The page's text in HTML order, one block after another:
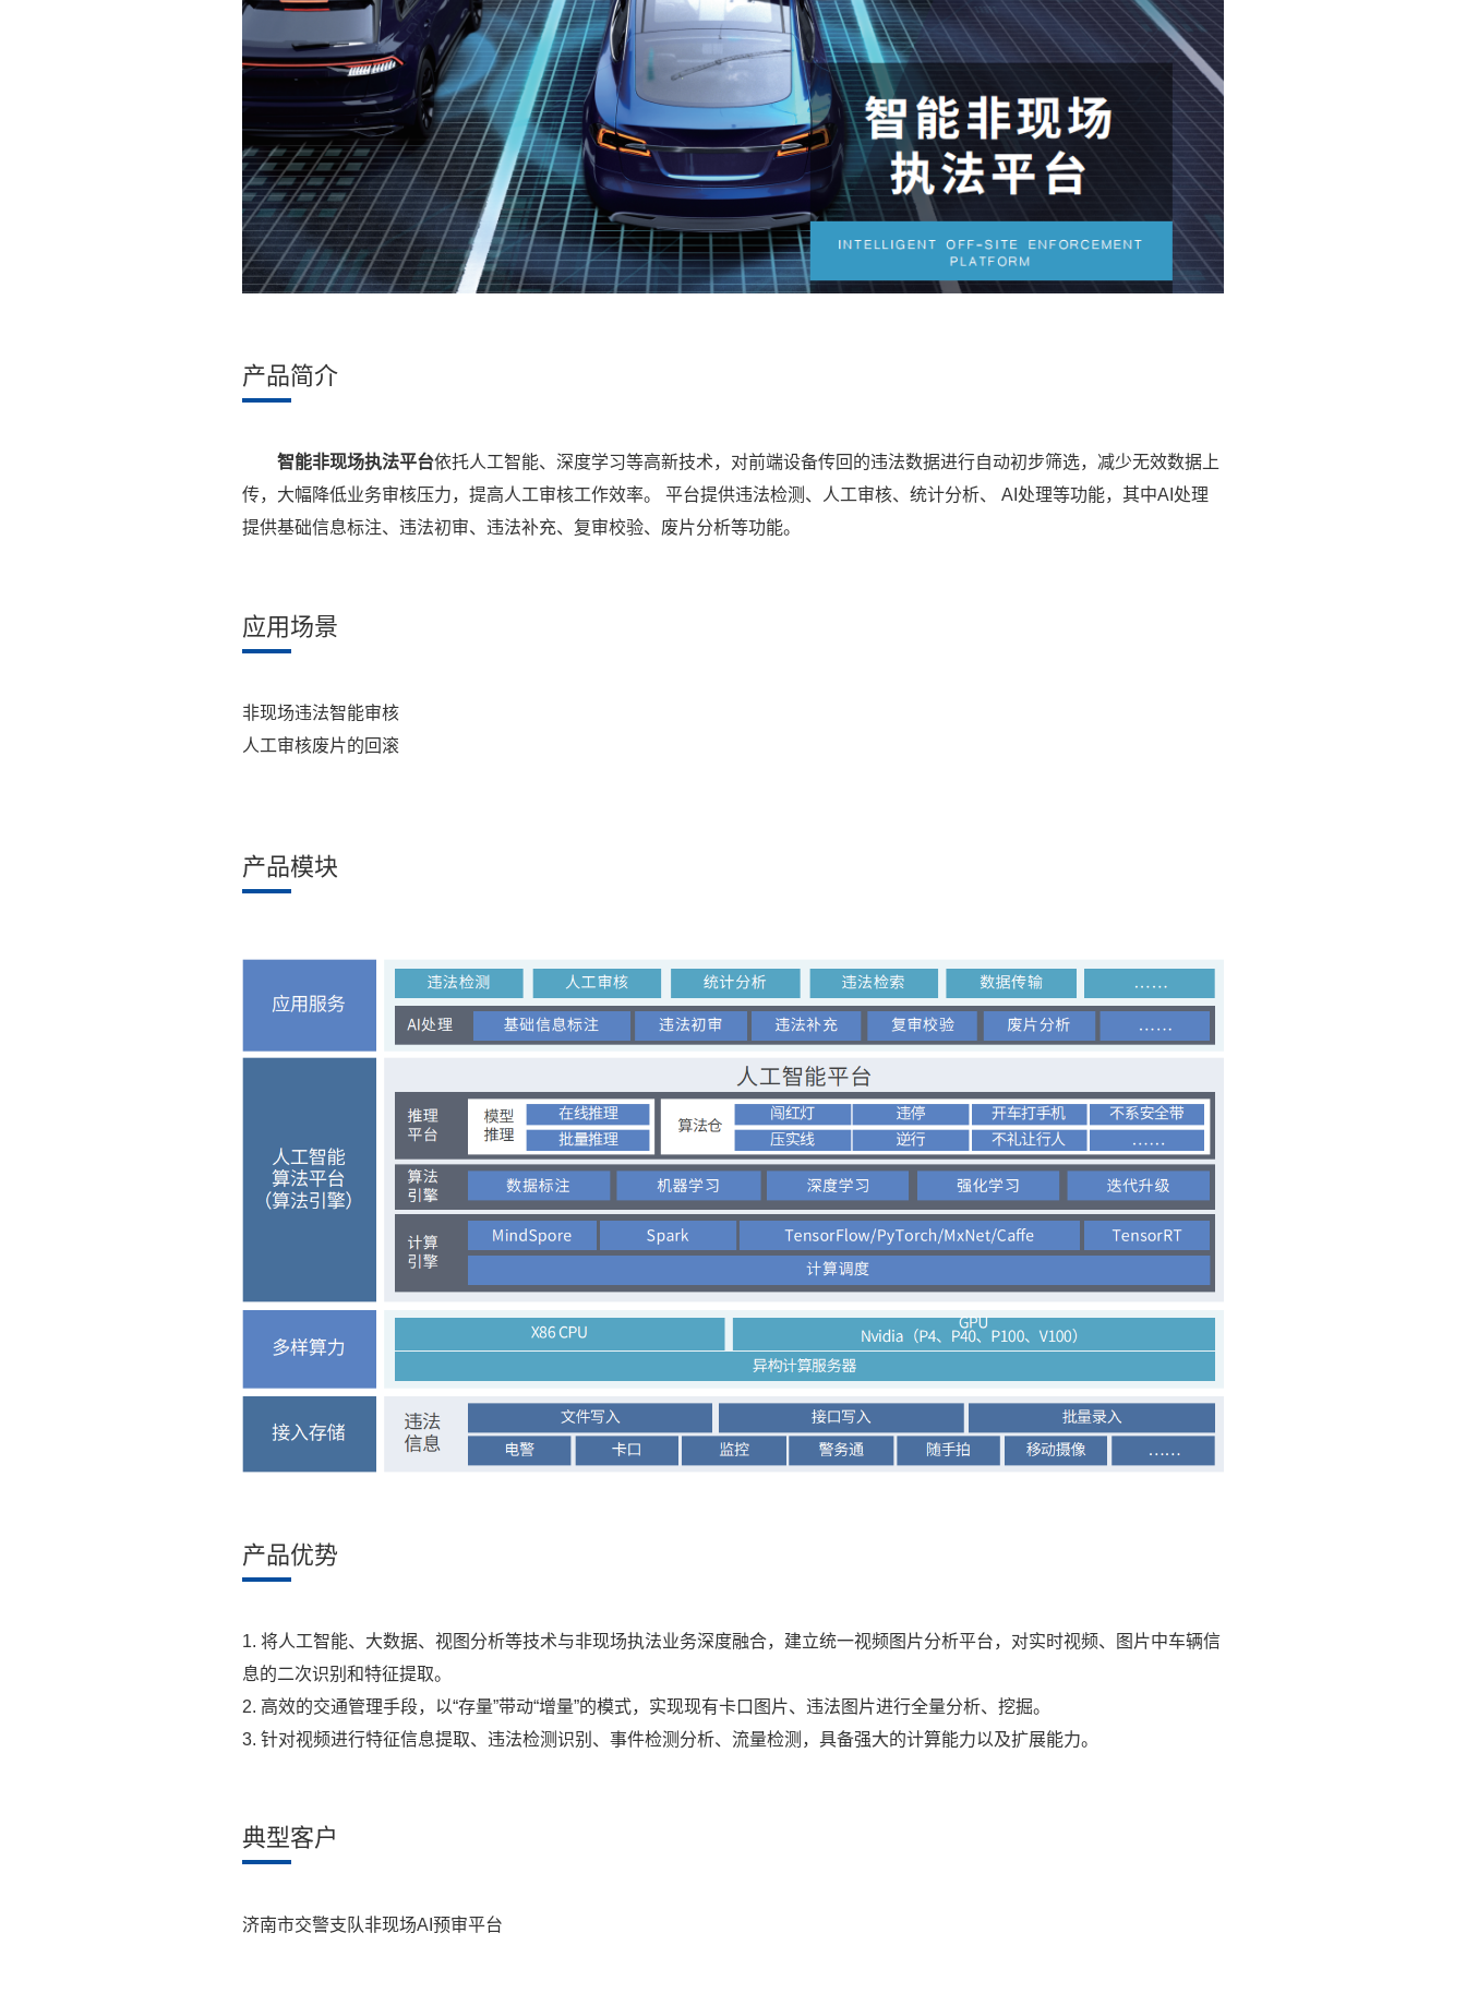
产品简介
智能非现场执法平台依托人工智能、深度学习等高新技术，对前端设备传回的违法数据进行自动初步筛选，减少无效数据上
传，大幅降低业务审核压力，提高人工审核工作效率。 平台提供违法检测、人工审核、统计分析、 AI处理等功能，其中AI处理
提供基础信息标注、违法初审、违法补充、复审校验、废片分析等功能。
应用场景
非现场违法智能审核
人工审核废片的回滚
产品模块
产品优势
1. 将人工智能、大数据、视图分析等技术与非现场执法业务深度融合，建立统一视频图片分析平台，对实时视频、图片中车辆信
息的二次识别和特征提取。
2. 高效的交通管理手段，以“存量”带动“增量”的模式，实现现有卡口图片、违法图片进行全量分析、挖掘。
3. 针对视频进行特征信息提取、违法检测识别、事件检测分析、流量检测，具备强大的计算能力以及扩展能力。
典型客户
济南市交警支队非现场AI预审平台